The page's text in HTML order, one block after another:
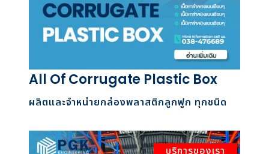
All Of Corrugate Plastic Box
ผลิตและจำหน่ายกล่องพลาสติกลูกฟูก ทุกชนิด
บริการของเรา